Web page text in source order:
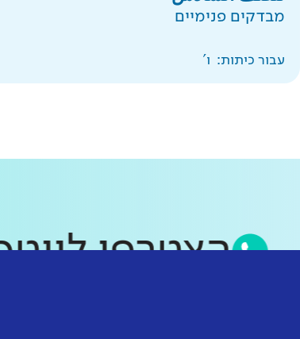
מבדקים פנימיים
עבור כיתות: ו'
הצטרפו